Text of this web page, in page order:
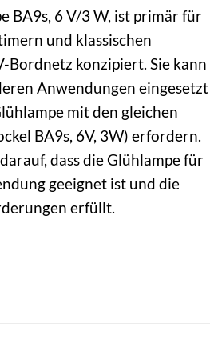
BA9s, 6 V/3 W, ist primär für
und klassischen
Bordnetz konzipiert. Sie kann
Anwendungen eingesetzt
mit den gleichen
BA9s, 6V, 3W) erfordern.
dass die Glühlampe für
geeignet ist und die
erfüllt.